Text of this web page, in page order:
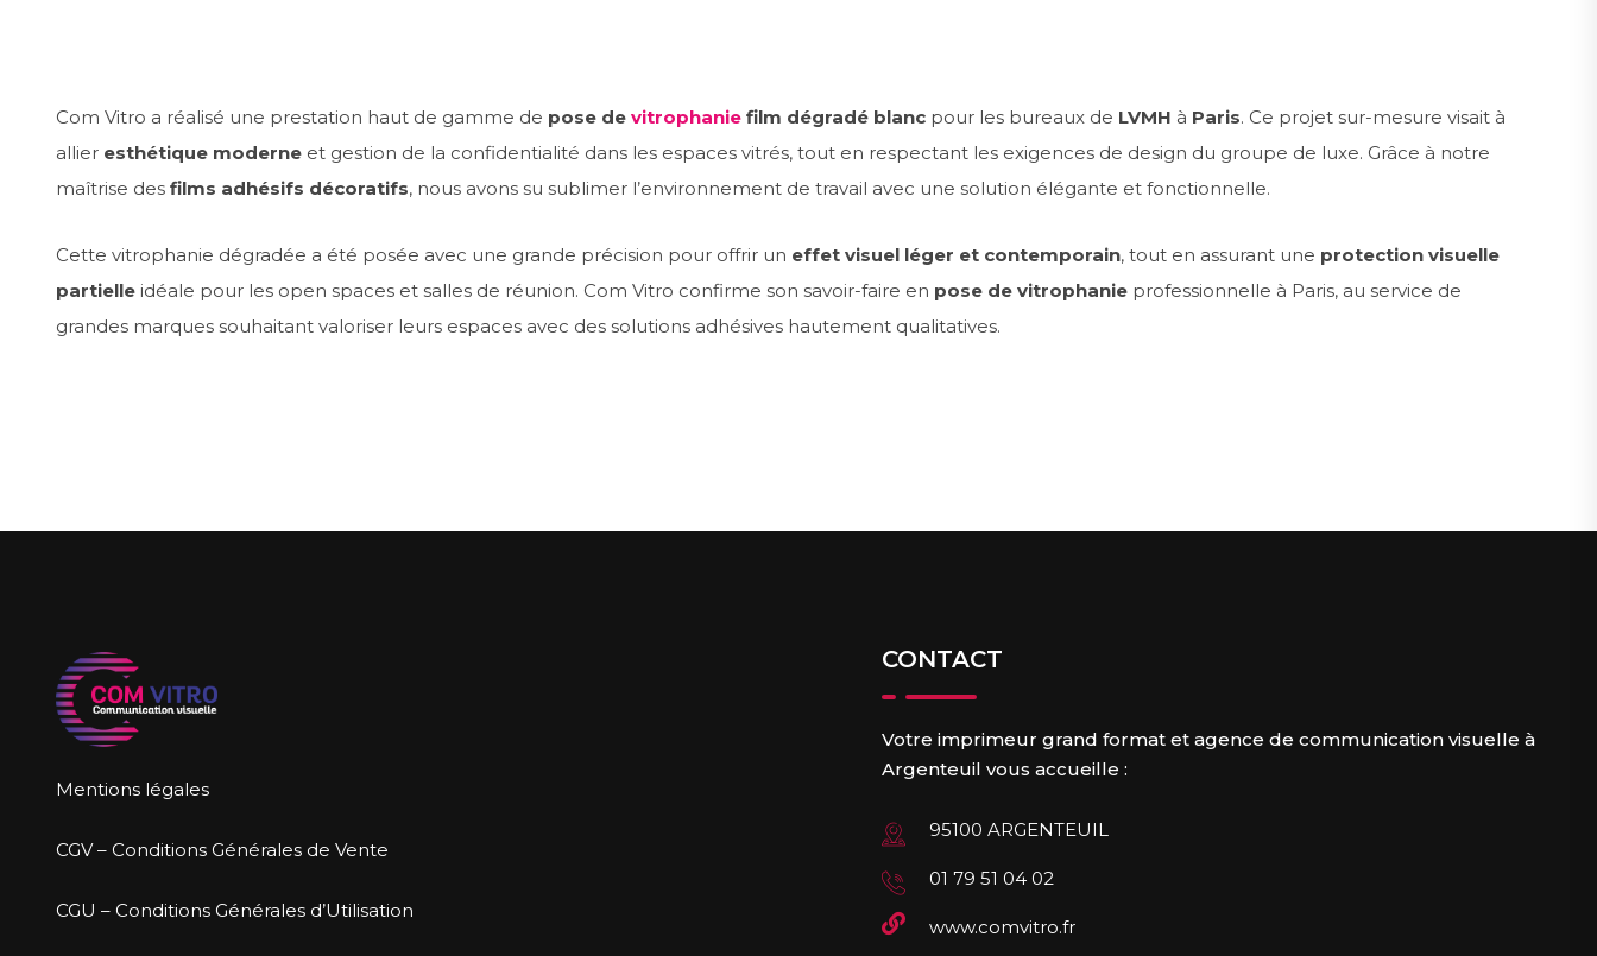
Com Vitro a réalisé une prestation haut de gamme de pose de vitrophanie film dégradé blanc pour les bureaux de LVMH à Paris. Ce projet sur-mesure visait à
allier esthétique moderne et gestion de la confidentialité dans les espaces vitrés, tout en respectant les exigences de design du groupe de luxe. Grâce à notre
maîtrise des films adhésifs décoratifs, nous avons su sublimer l’environnement de travail avec une solution élégante et fonctionnelle.
Cette vitrophanie dégradée a été posée avec une grande précision pour offrir un effet visuel léger et contemporain, tout en assurant une protection visuelle
partielle idéale pour les open spaces et salles de réunion. Com Vitro confirme son savoir-faire en pose de vitrophanie professionnelle à Paris, au service de
grandes marques souhaitant valoriser leurs espaces avec des solutions adhésives hautement qualitatives.
Mentions légales
CGV – Conditions Générales de Vente
CGU – Conditions Générales d’Utilisation
CONTACT
Votre imprimeur grand format et agence de communication visuelle à
Argenteuil vous accueille :
95100 ARGENTEUIL
01 79 51 04 02
www.comvitro.fr